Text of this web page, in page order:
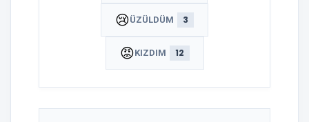
😢ÜZÜLDÜM 3
😡KIZDIM 12